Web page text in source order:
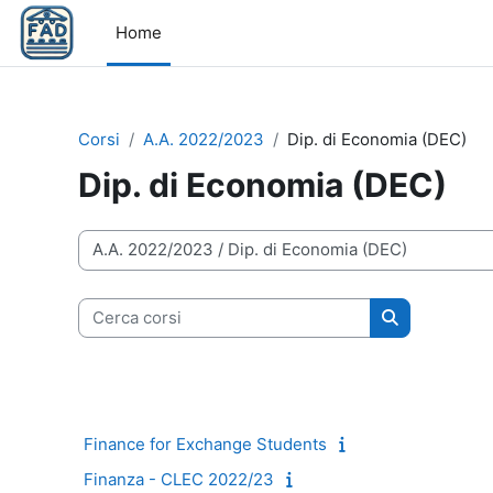
Vai al contenuto principale
Home
Corsi
A.A. 2022/2023 Dip. di Economia (DEC)
Dip. di Economia (DEC)
Categorie di corso
Cerca corsi
Cerca corsi
Finance for Exchange Students
Finanza - CLEC 2022/23